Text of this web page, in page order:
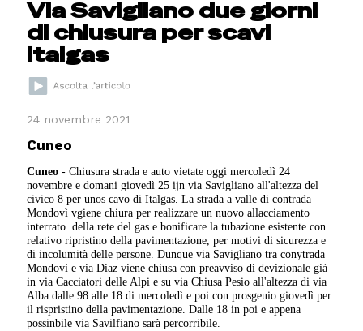
Via Savigliano due giorni
di chiusura per scavi
Italgas
24 novembre 2021
Cuneo
Cuneo - Chiusura strada e auto vietate oggi mercoledì 24
novembre e domani giovedì 25 ijn via Savigliano all'altezza del
civico 8 per unos cavo di Italgas. La strada a valle di contrada
Mondovì vgiene chiura per realizzare un nuovo allacciamento
interrato della rete del gas e bonificare la tubazione esistente con
relativo ripristino della pavimentazione, per motivi di sicurezza e
di incolumità delle persone. Dunque via Savigliano tra conytrada
Mondovì e via Diaz viene chiusa con preavviso di devizionale già
in via Cacciatori delle Alpi e su via Chiusa Pesio all'altezza di via
Alba dalle 98 alle 18 di mercoledì e poi con prosgeuio giovedì per
il rispristino della pavimentazione. Dalle 18 in poi e appena
possinbile via Savilfiano sarà percorribile.